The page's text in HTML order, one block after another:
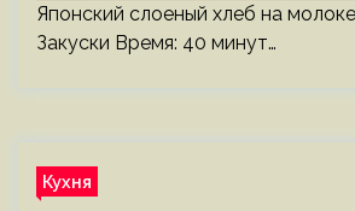
Японский слоеный хлеб на
Закуски Время: 40 минут…
Кухня